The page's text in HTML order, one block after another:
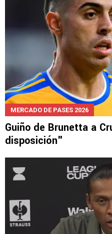
MERCADO DE PASES 2026
Guiño de Brunetta a
disposición"